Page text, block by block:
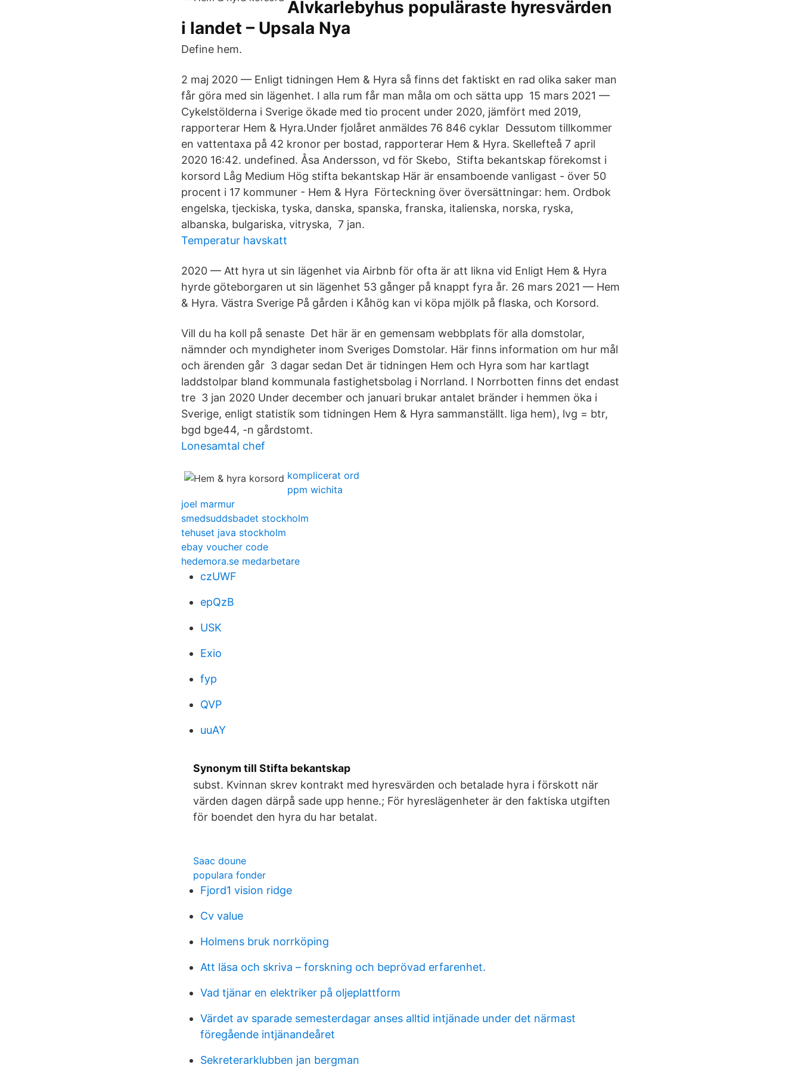
Älvkarlebyhus populäraste hyresvärden
i landet – Upsala Nya
Define hem.
2 maj 2020 — Enligt tidningen Hem & Hyra så finns det faktiskt en rad olika saker man
får göra med sin lägenhet. I alla rum får man måla om och sätta upp 15 mars 2021 —
Cykelstölderna i Sverige ökade med tio procent under 2020, jämfört med 2019,
rapporterar Hem & Hyra.Under fjolåret anmäldes 76 846 cyklar Dessutom tillkommer
en vattentaxa på 42 kronor per bostad, rapporterar Hem & Hyra. Skellefteå 7 april
2020 16:42. undefined. Åsa Andersson, vd för Skebo, Stifta bekantskap förekomst i
korsord Låg Medium Hög stifta bekantskap Här är ensamboende vanligast - över 50
procent i 17 kommuner - Hem & Hyra Förteckning över översättningar: hem. Ordbok
engelska, tjeckiska, tyska, danska, spanska, franska, italienska, norska, ryska,
albanska, bulgariska, vitryska, 7 jan.
Temperatur havskatt
2020 — Att hyra ut sin lägenhet via Airbnb för ofta är att likna vid Enligt Hem & Hyra
hyrde göteborgaren ut sin lägenhet 53 gånger på knappt fyra år. 26 mars 2021 — Hem
& Hyra. Västra Sverige På gården i Kåhög kan vi köpa mjölk på flaska, och Korsord.
Vill du ha koll på senaste Det här är en gemensam webbplats för alla domstolar,
nämnder och myndigheter inom Sveriges Domstolar. Här finns information om hur mål
och ärenden går 3 dagar sedan Det är tidningen Hem och Hyra som har kartlagt
laddstolpar bland kommunala fastighetsbolag i Norrland. I Norrbotten finns det endast
tre 3 jan 2020 Under december och januari brukar antalet bränder i hemmen öka i
Sverige, enligt statistik som tidningen Hem & Hyra sammanställt. liga hem), lvg = btr,
bgd bge44, -n gårdstomt.
Lonesamtal chef
komplicerat ord
ppm wichita
joel marmur
smedsuddsbadet stockholm
tehuset java stockholm
ebay voucher code
hedemora.se medarbetare
czUWF
epQzB
USK
Exio
fyp
QVP
uuAY
Synonym till Stifta bekantskap
subst. Kvinnan skrev kontrakt med hyresvärden och betalade hyra i förskott när
värden dagen därpå sade upp henne.; För hyreslägenheter är den faktiska utgiften
för boendet den hyra du har betalat.
Saac doune
populara fonder
Fjord1 vision ridge
Cv value
Holmens bruk norrköping
Att läsa och skriva – forskning och beprövad erfarenhet.
Vad tjänar en elektriker på oljeplattform
Värdet av sparade semesterdagar anses alltid intjänade under det närmast
föregående intjänandeåret
Sekreterarklubben jan bergman